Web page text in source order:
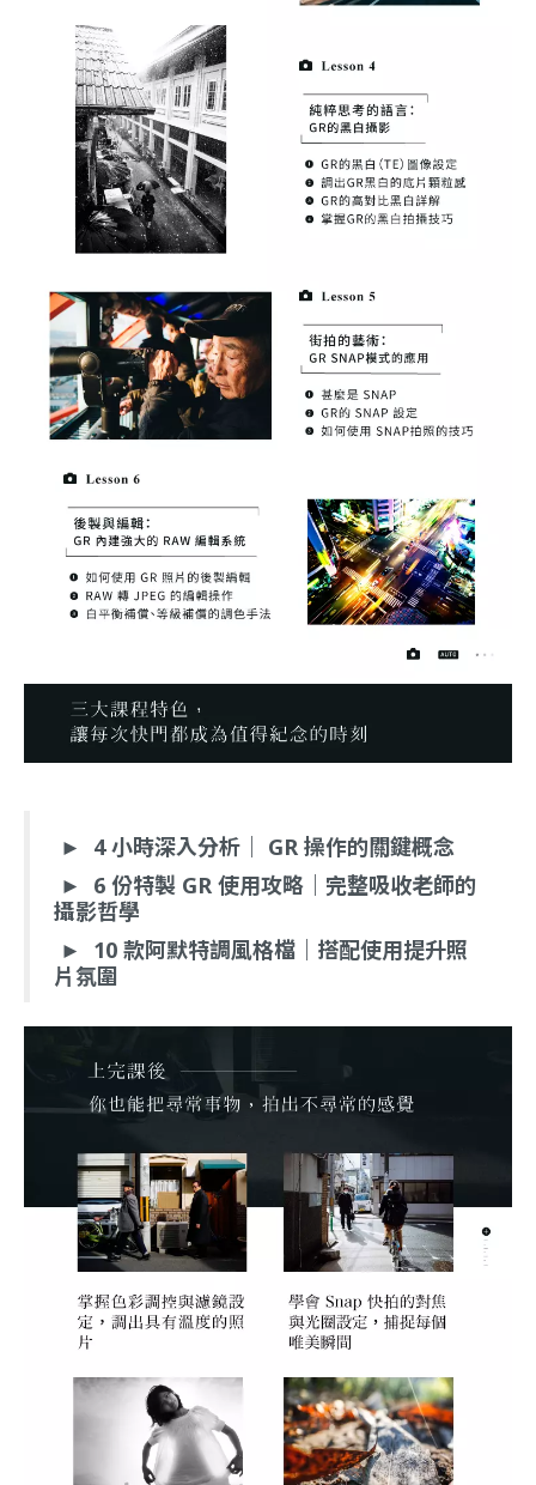
► 4 小時深入分析 ｜ GR 操作的關鍵概念
►
6 份特製 GR 使用攻略｜ 完整吸收老師的
攝影哲學
►
10 款阿默特調風格檔 ｜搭配使用提升照
片氛圍